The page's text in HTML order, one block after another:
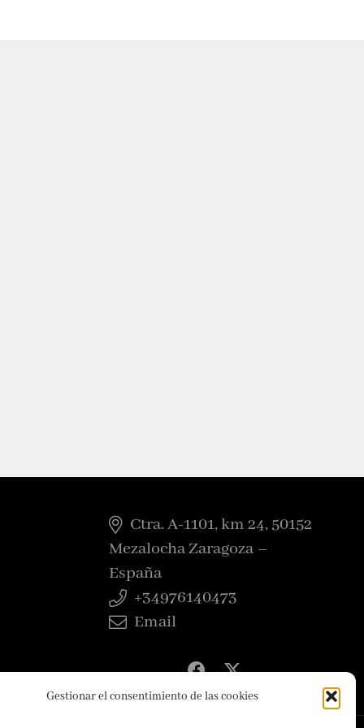
Gestionar el consentimiento de las cookies
Ctra. A-1101, km 24, 50152
Mezalocha Zaragoza –
España
+34976140473
Email